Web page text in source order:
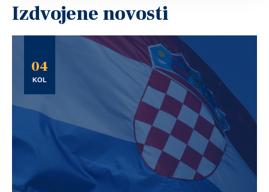
Izdvojene novosti
04
KOL